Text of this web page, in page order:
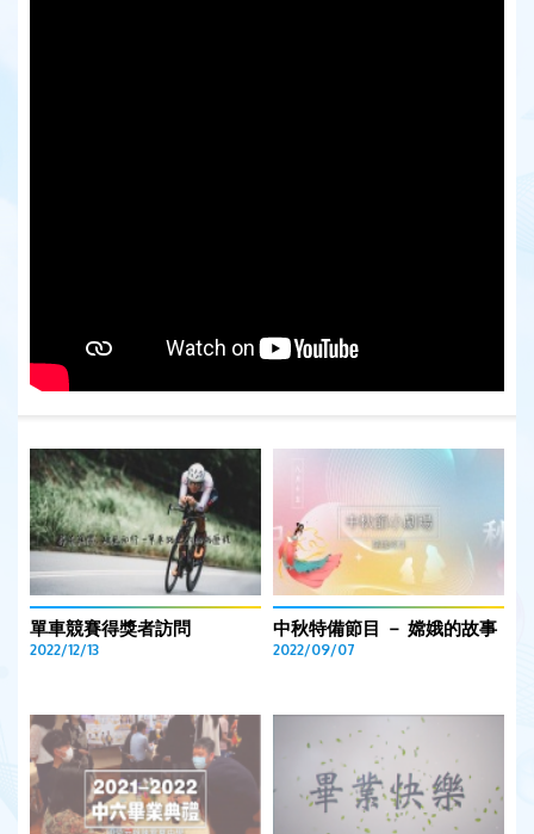
單車競賽得獎者訪問
2022/12/13
中秋特備節目 － 嫦娥的故事
2022/09/07